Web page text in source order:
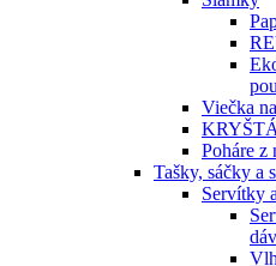
Viečka
Poháre z
Tašky, sáčky a
Servítky